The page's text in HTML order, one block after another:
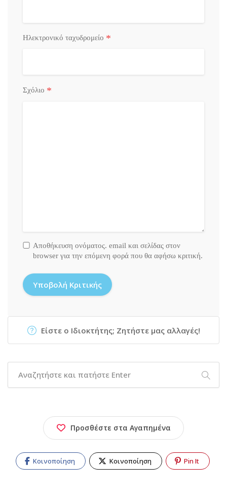
Ηλεκτρονικό ταχυδρομείο *
Σχόλιο *
Αποθήκευση ονόματος. email και σελίδας στον
browser για την επόμενη φορά που θα αφήσω κριτική.
Είστε ο Ιδιοκτήτης; Ζητήστε μας αλλαγές!
Προσθέστε στα Αγαπημένα
Κοινοποίηση Κοινοποίηση Pin It